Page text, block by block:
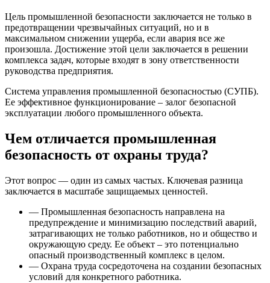
Цель промышленной безопасности заключается не только в
предотвращении чрезвычайных ситуаций, но и в
максимальном снижении ущерба, если авария все же
произошла. Достижение этой цели заключается в решении
комплекса задач, которые входят в зону ответственности
руководства предприятия.
Система управления промышленной безопасностью (СУПБ).
Ее эффективное функционирование – залог безопасной
эксплуатации любого промышленного объекта.
Чем отличается промышленная
безопасность от охраны труда?
Этот вопрос — один из самых частых. Ключевая разница
заключается в масштабе защищаемых ценностей.
— Промышленная безопасность направлена на
предупреждение и минимизацию последствий аварий,
затрагивающих не только работников, но и общество и
окружающую среду. Ее объект – это потенциально
опасный производственный комплекс в целом.
— Охрана труда сосредоточена на создании безопасных
условий для конкретного работника.